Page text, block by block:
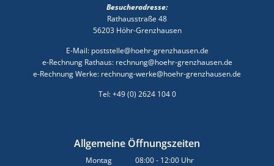
Besucheradresse:
Rathausstraße 48
56203 Höhr-Grenzhausen
E-Mail: poststelle@hoehr-grenzhausen.de
e-Rechnung Rathaus: rechnung@hoehr-grenzhausen.de
e-Rechnung Werke: rechnung-werke@hoehr-grenzhausen.de
Tel: +49 (0) 2624 104 0
Allgemeine Öffnungszeiten
Montag 08:00- 12:00 Uhr